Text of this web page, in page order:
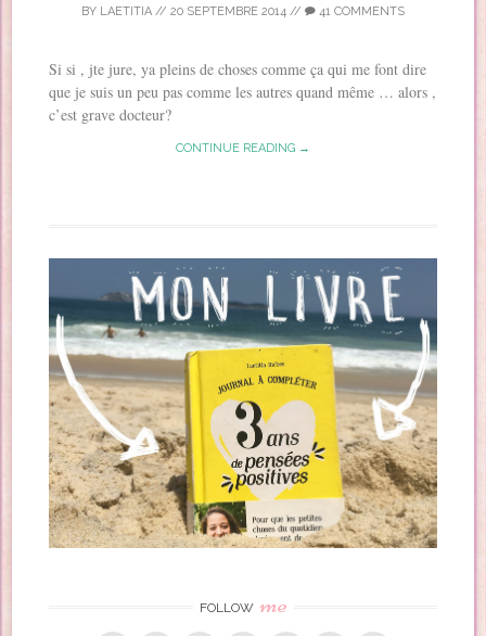
BY LAETITIA // 20 SEPTEMBRE 2014 // 41 COMMENTS
Si si , jte jure, ya pleins de choses comme ça qui me font dire
que je suis un peu pas comme les autres quand même … alors ,
c’est grave docteur?
CONTINUE READING →
FOLLOW me